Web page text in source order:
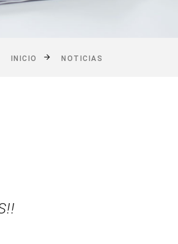
INICIO NOTICIAS